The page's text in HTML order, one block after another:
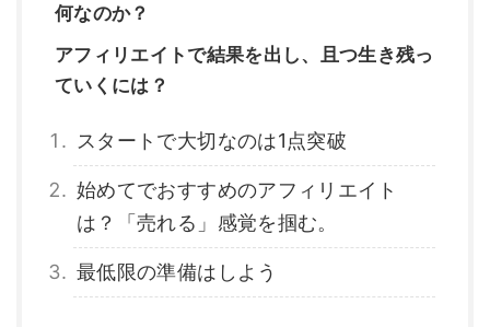
何なのか？
アフィリエイトで結果を出し、且つ生き残っ
ていくには？
スタートで大切なのは1点突破
始めてでおすすめのアフィリエイト
は？「売れる」感覚を掴む。
最低限の準備はしよう